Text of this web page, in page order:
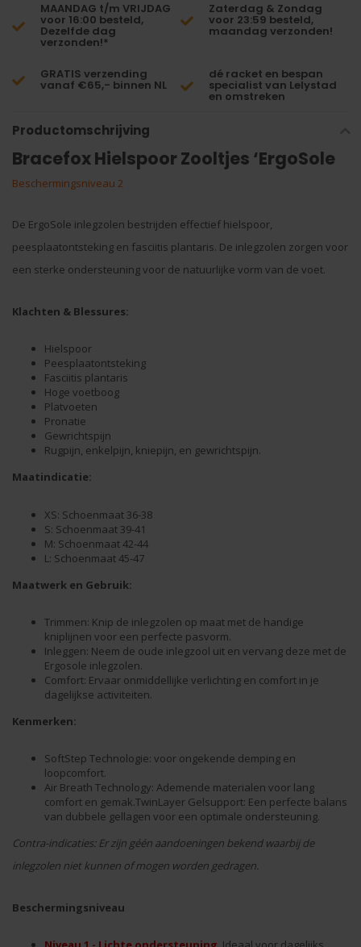
MAANDAG t/m VRIJDAG
voor 16:00 besteld,
Dezelfde dag
verzonden!*
Zaterdag & Zondag
voor 23:59 besteld,
maandag verzonden!
GRATIS verzending
vanaf €65,- binnen NL
dé racket en bespan
specialist van Lelystad
en omstreken
Productomschrijving
Bracefox Hielspoor Zooltjes ‘ErgoSole
Beschermingsniveau 2
De ErgoSole inlegzolen bestrijden effectief hielspoor,
peesplaatontsteking en fasciitis plantaris. De inlegzolen zorgen voor
een sterke ondersteuning voor de natuurlijke vorm van de voet.
Klachten & Blessures:
Hielspoor
Peesplaatontsteking
Fasciitis plantaris
Hoge voetboog
Platvoeten
Pronatie
Gewrichtspijn
Rugpijn, enkelpijn, kniepijn, en gewrichtspijn.
Maatindicatie:
XS: Schoenmaat 36-38
S: Schoenmaat 39-41
M: Schoenmaat 42-44
L: Schoenmaat 45-47
Maatwerk en Gebruik:
Trimmen: Knip de inlegzolen op maat met de handige
kniplijnen voor een perfecte pasvorm.
Inleggen: Neem de oude inlegzool uit en vervang deze met de
Ergosole inlegzolen.
Comfort: Ervaar onmiddellijke verlichting en comfort in je
dagelijkse activiteiten.
Kenmerken:
SoftStep Technologie: voor ongekende demping en
loopcomfort.
Air Breath Technology: Ademende materialen voor lang
comfort en gemak.TwinLayer Gelsupport: Een perfecte balans
van dubbele gellagen voor een optimale ondersteuning.
Contra-indicaties: Er zijn géén aandoeningen bekend waarbij de
inlegzolen niet kunnen of mogen worden gedragen.
Beschermingsniveau